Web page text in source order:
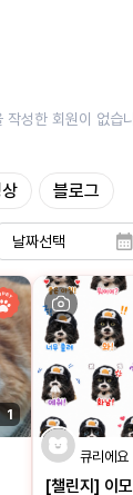
작성한 회원이 없습
블로그
1
큐리에요
[챌린지] 이